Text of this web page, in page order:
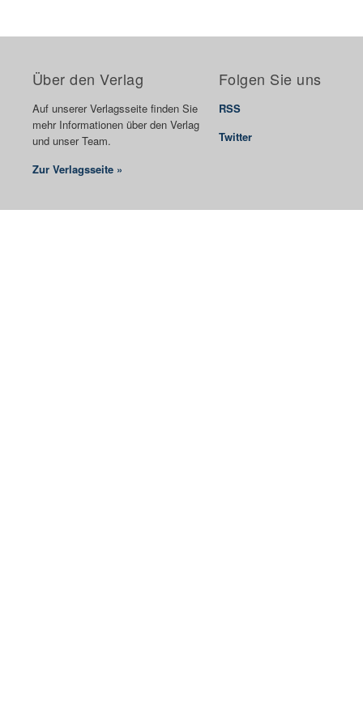
Über den Verlag
Auf unserer Verlagsseite finden Sie
mehr Informationen über den Verlag
und unser Team.
Zur Verlagsseite »
Folgen Sie uns
RSS
Twitter